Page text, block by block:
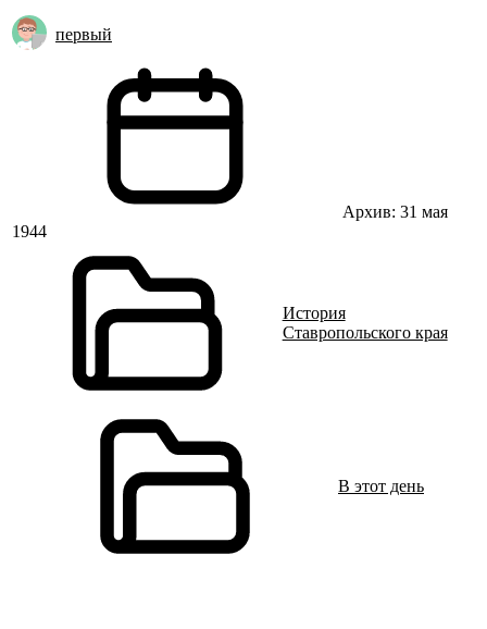
первый
Архив: 31 мая
1944
История
Ставропольского края
В этот день